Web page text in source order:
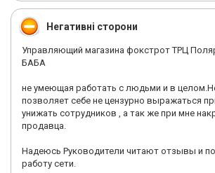
Негативні сторони
Управляющий магазина фокстрот ТРЦ
БАБА
не умеющая работать с людьми и в
позволяет себе не цензурно выражаться
унижать сотрудников , а так же при мне
продавца.
Надеюсь Руководители читают отзывы и
работу сети.